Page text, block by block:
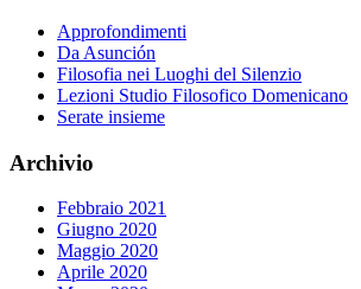
Approfondimenti
Da Asunción
Filosofia nei Luoghi del Silenzio
Lezioni Studio Filosofico Domenicano
Serate insieme
Archivio
Febbraio 2021
Giugno 2020
Maggio 2020
Aprile 2020